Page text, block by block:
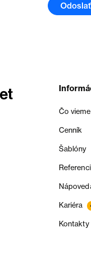
Odoslať
Čo vieme
Cenník
Šablóny
Kariéra
Kontakty